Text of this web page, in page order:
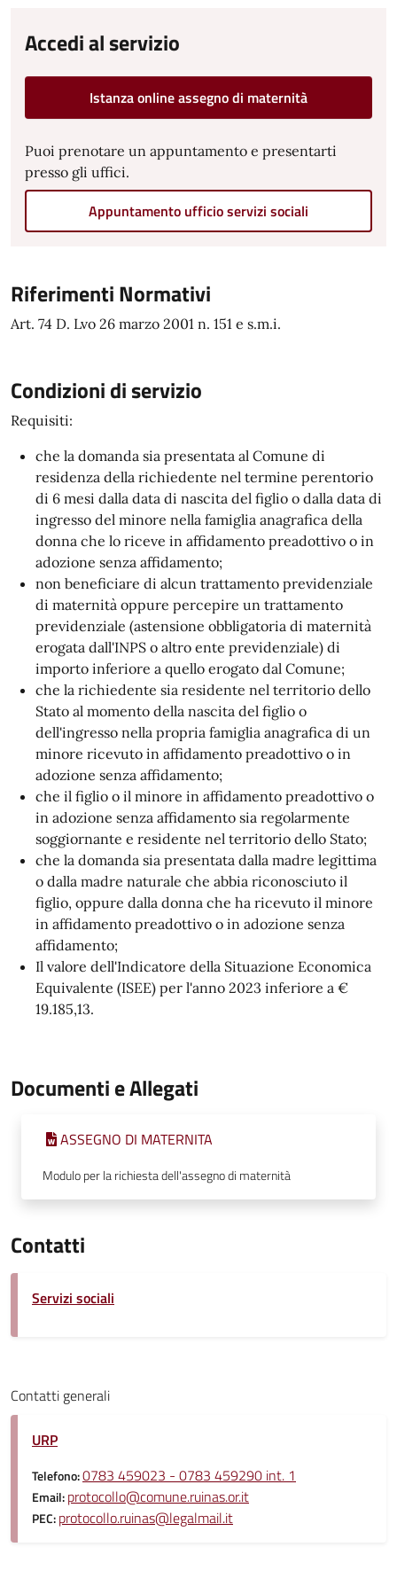
Accedi al servizio
Istanza online assegno di maternità
Puoi prenotare un appuntamento e presentarti
presso gli uffici.
Appuntamento ufficio servizi sociali
Riferimenti Normativi
Art. 74 D. Lvo 26 marzo 2001 n. 151 e s.m.i.
Condizioni di servizio
Requisiti:
che la domanda sia presentata al Comune di
residenza della richiedente nel termine perentorio
di 6 mesi dalla data di nascita del figlio o dalla data di
ingresso del minore nella famiglia anagrafica della
donna che lo riceve in affidamento preadottivo o in
adozione senza affidamento;
non beneficiare di alcun trattamento previdenziale
di maternità oppure percepire un trattamento
previdenziale (astensione obbligatoria di maternità
erogata dall'INPS o altro ente previdenziale) di
importo inferiore a quello erogato dal Comune;
che la richiedente sia residente nel territorio dello
Stato al momento della nascita del figlio o
dell'ingresso nella propria famiglia anagrafica di un
minore ricevuto in affidamento preadottivo o in
adozione senza affidamento;
che il figlio o il minore in affidamento preadottivo o
in adozione senza affidamento sia regolarmente
soggiornante e residente nel territorio dello Stato;
che la domanda sia presentata dalla madre legittima
o dalla madre naturale che abbia riconosciuto il
figlio, oppure dalla donna che ha ricevuto il minore
in affidamento preadottivo o in adozione senza
affidamento;
Il valore dell'Indicatore della Situazione Economica
Equivalente (ISEE) per l'anno 2023 inferiore a €
19.185,13.
Documenti e Allegati
ASSEGNO DI MATERNITA
Modulo per la richiesta dell'assegno di maternità
Contatti
Servizi sociali
Contatti generali
URP
Telefono:0783 459023 - 0783 459290 int. 1
Email:protocollo@comune.ruinas.or.it
PEC:protocollo.ruinas@legalmail.it